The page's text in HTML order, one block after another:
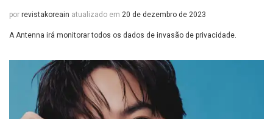
por revistakoreain atualizado em 20 de dezembro de 2023
A Antenna irá monitorar todos os dados de invasão de privacidade.